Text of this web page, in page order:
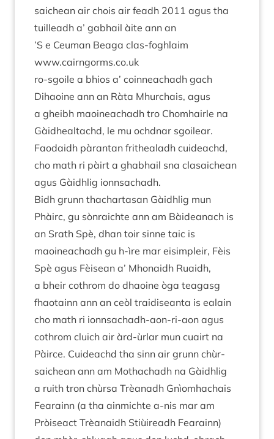
saichean air chois air feadh 2011 agus tha
tuilleadh a’ gabhail àite ann an
’S e Ceu­man Beaga clas-foghlaim
www​.cairngorms​.co​.uk
ro-sgoile a bhios a’ coin­neachadh gach
Dihaoine ann an Ràta Mhur­cha­is, agus
a gheibh maoineachadh tro Chom­hairle na
Gàid­healtachd, le mu ochd­nar sgoilear.
Faodaidh pàrantan fritheal­adh cuideachd,
cho math ri pàirt a ghabhail sna cla­saichean
agus Gàidh­lig ionnsachadh.
Bidh grunn thachartas­an Gàidh­lig mun
Phàirc, gu sòn­raichte ann am Bàideanach is
an Srath Spè, dhan toir sinne taic is
maoineachadh gu h‑ìre mar eis­im­pleir, Fèis
Spè agus Fèisean a’ Mhon­aidh Ruaidh,
a bheir cothrom do dhaoine òga teagasg
fhao­tainn ann an ceòl traid­iseanta is eal­ain
cho math ri ionnsachadh-aon-ri-aon agus
cothrom cluich air àrd-ùrlar mun cuairt na
Pàirce. Cuideachd tha sinn air grunn chùr­
saichean ann am Mothachadh na Gàidh­lig
a ruith tron chùrsa Trèanadh Gnìom­ha­chais
Fear­ainn (a tha ain­michte a‑nis mar am
Pròiseact Trèanaidh Stiùire­adh Fear­ainn)